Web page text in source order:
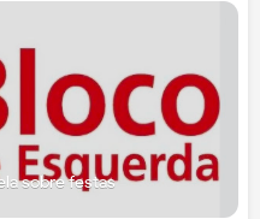
sobre festas